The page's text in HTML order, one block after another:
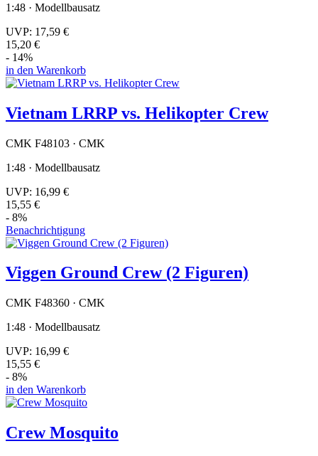
1:48 · Modellbausatz
UVP: 17,59 €
15,20 €
- 14%
in den Warenkorb
Vietnam LRRP vs. Helikopter Crew
CMK F48103 · CMK
1:48 · Modellbausatz
UVP: 16,99 €
15,55 €
- 8%
Benachrichtigung
Viggen Ground Crew (2 Figuren)
CMK F48360 · CMK
1:48 · Modellbausatz
UVP: 16,99 €
15,55 €
- 8%
in den Warenkorb
Crew Mosquito